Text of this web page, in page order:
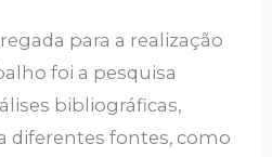
para a realização
foi a pesquisa
bibliográficas,
diferentes fontes, como